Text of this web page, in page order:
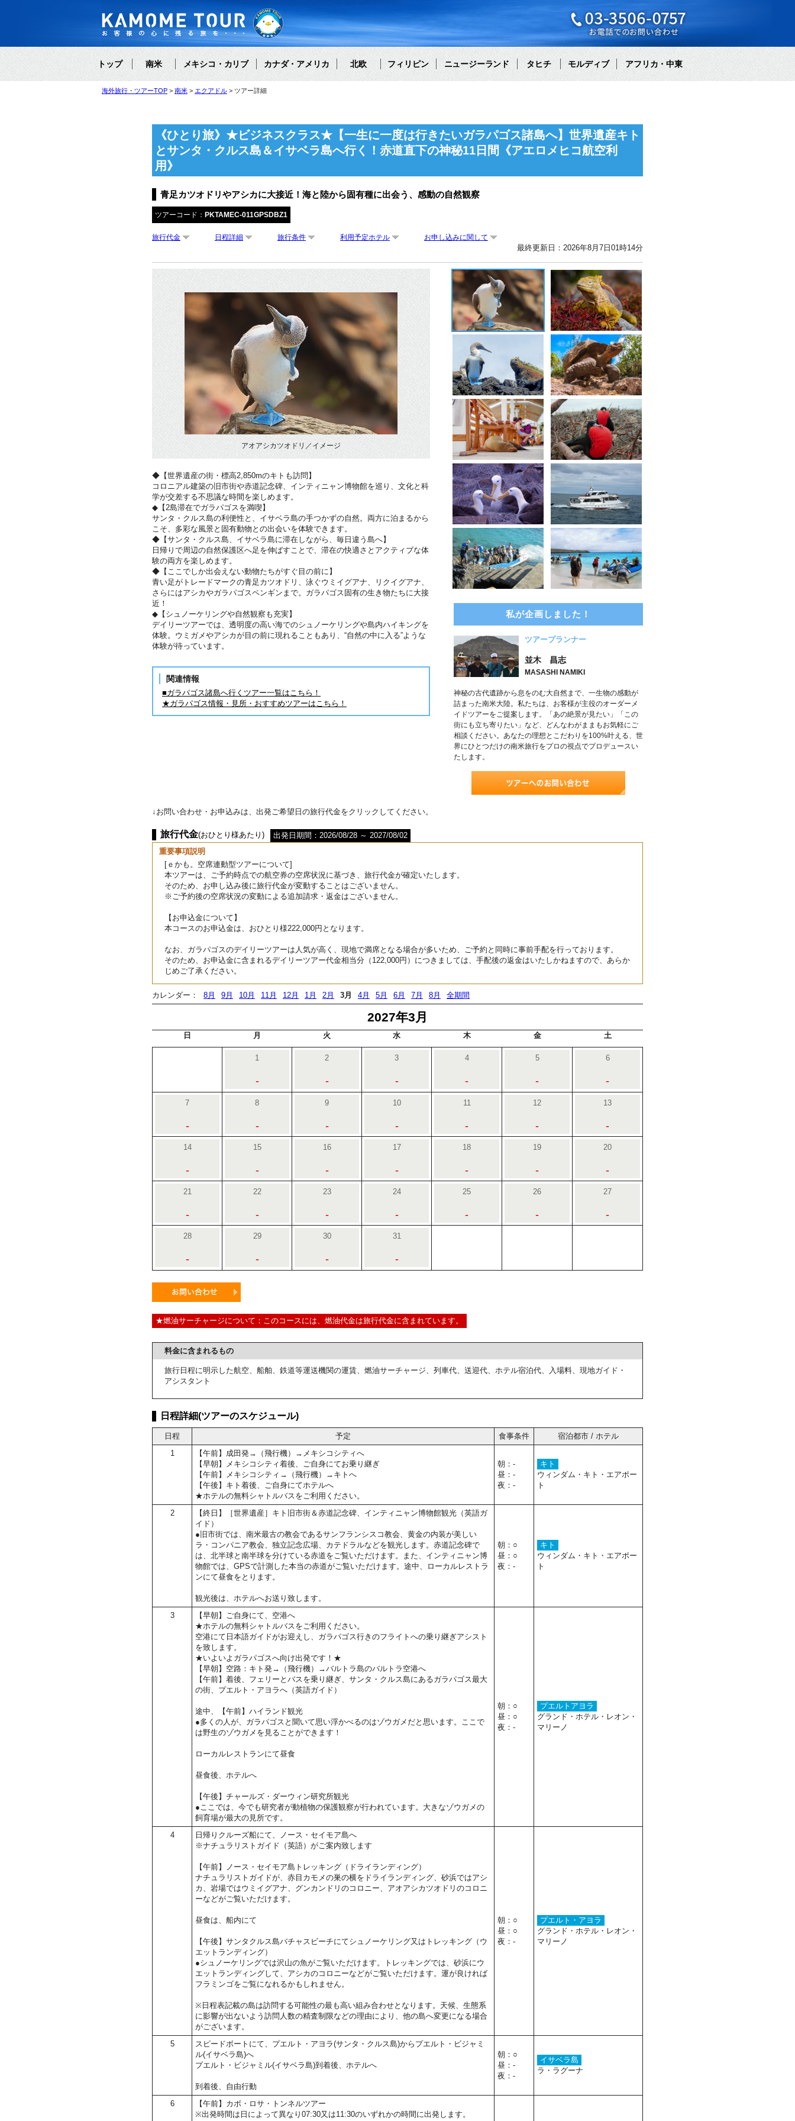
トップ 南米 メキシコ・カリブ カナダ・アメリカ 北欧 フィリピン ニュージーランド タヒチ モルディブ アフリカ・中東
海外旅行・ツアーTOP 南米 エクアドル ツアー詳細
《ひとり旅》★ビジネスクラス★【一生に一度は行きたいガラパゴス諸島へ】世界遺産キト
とサンタ・クルス島＆イサベラ島へ行く！赤道直下の神秘11日間《アエロメヒコ航空利
用》
青足カツオドリやアシカに大接近！海と陸から固有種に出会う、感動の自然観察
ツアーコード： PKTAMEC-011GPSDBZ1
旅行代金 日程詳細 旅行条件 利用予定ホテル お申し込みに関して
最終更新日：2026年8月7日01時14分
アオアシカツオドリ／イメージ
◆【世界遺産の街・標高2,850mのキトも訪問】
コロニアル建築の旧市街や赤道記念碑、インティニャン博物館を巡り、文化と科
学が交差する不思議な時間を楽しめます。
◆【2島滞在でガラパゴスを満喫】
サンタ・クルス島の利便性と、イサベラ島の手つかずの自然。両方に泊まるから
こそ、多彩な風景と固有動物との出会いを体験できます。
◆【サンタ・クルス島、イサベラ島に滞在しながら、毎日違う島へ】
日帰りで周辺の自然保護区へ足を伸ばすことで、滞在の快適さとアクティブな体
験の両方を楽しめます。
◆【ここでしか出会えない動物たちがすぐ目の前に】
青い足がトレードマークの青足カツオドリ、泳ぐウミイグアナ、リクイグアナ、
さらにはアシカやガラパゴスペンギンまで。ガラパゴス固有の生き物たちに大接
近！
◆【シュノーケリングや自然観察も充実】
デイリーツアーでは、透明度の高い海でのシュノーケリングや島内ハイキングを
体験。ウミガメやアシカが目の前に現れることもあり、“自然の中に入る”ような
体験が待っています。
関連情報
■ガラパゴス諸島へ行くツアー一覧はこちら！
★ガラパゴス情報・見所・おすすめツアーはこちら！
私が企画しました！
ツアープランナー
並木 昌志
MASASHI NAMIKI
神秘の古代遺跡から息をのむ大自然まで、一生物の感動が
詰まった南米大陸。私たちは、お客様が主役のオーダーメ
イドツアーをご提案します。「あの絶景が見たい」「この
街にも立ち寄りたい」など、どんなわがままもお気軽にご
相談ください。あなたの理想とこだわりを100%叶える、世
界にひとつだけの南米旅行をプロの視点でプロデュースい
たします。
↓お問い合わせ・お申込みは、出発ご希望日の旅行代金をクリックしてください。
旅行代金(おひとり様あたり)
出発日期間：2026/08/28 ～ 2027/08/02
重要事項説明
[ｅかも。空席連動型ツアーについて]
本ツアーは、ご予約時点での航空券の空席状況に基づき、旅行代金が確定いたします。
そのため、お申し込み後に旅行代金が変動することはございません。
※ご予約後の空席状況の変動による追加請求・返金はございません。
【お申込金について】
本コースのお申込金は、おひとり様222,000円となります。
なお、ガラパゴスのデイリーツアーは人気が高く、現地で満席となる場合が多いため、ご予約と同時に事前手配を行っております。
そのため、お申込金に含まれるデイリーツアー代金相当分（122,000円）につきましては、手配後の返金はいたしかねますので、あらか
じめご了承ください。
カレンダー： 8月 9月 10月 11月 12月 1月 2月 3月 4月 5月 6月 7月 8月 全期間
2027年3月
日 月 火 水 木 金 土
1
-
2
-
3
-
4
-
5
-
6
-
7
-
8
-
9
-
10
-
11
-
12
-
13
-
14
-
15
-
16
-
17
-
18
-
19
-
20
-
21
-
22
-
23
-
24
-
25
-
26
-
27
-
28
-
29
-
30
-
31
-
★燃油サーチャージについて：このコースには、燃油代金は旅行代金に含まれています。
料金に含まれるもの
旅行日程に明示した航空、船舶、鉄道等運送機関の運賃、燃油サーチャージ、列車代、送迎代、ホテル宿泊代、入場料、現地ガイド・
アシスタント
日程詳細(ツアーのスケジュール)
日程 予定 食事条件
宿泊都市 / ホテル
1
【午前】成田発→（飛行機）→メキシコシティへ
【早朝】メキシコシティ着後、ご自身にてお乗り継ぎ
【午前】メキシコシティ→（飛行機）→キトへ
【午後】キト着後、ご自身にてホテルへ
★ホテルの無料シャトルバスをご利用ください。
朝：-
昼：-
夜：-
キト
ウィンダム・キト・エアポー
ト
2
【終日】［世界遺産］キト旧市街＆赤道記念碑、インティニャン博物館観光（英語ガ
イド）
●旧市街では、南米最古の教会であるサンフランシスコ教会、黄金の内装が美しい
ラ・コンパニア教会、独立記念広場、カテドラルなどを観光します。赤道記念碑で
は、北半球と南半球を分けている赤道をご覧いただけます。また、インティニャン博
物館では、GPSで計測した本当の赤道がご覧いただけます。途中、ローカルレストラ
ンにて昼食をとります。
観光後は、ホテルへお送り致します。
朝：○
昼：○
夜：-
キト
ウィンダム・キト・エアポー
ト
3
【早朝】ご自身にて、空港へ
★ホテルの無料シャトルバスをご利用ください。
空港にて日本語ガイドがお迎えし、ガラパゴス行きのフライトへの乗り継ぎアシスト
を致します。
★いよいよガラパゴスへ向け出発です！★
【早朝】空路：キト発→（飛行機）→バルトラ島のバルトラ空港へ
【午前】着後、フェリーとバスを乗り継ぎ、サンタ・クルス島にあるガラパゴス最大
の街、プエルト・アヨラへ（英語ガイド）
途中、【午前】ハイランド観光
●多くの人が、ガラパゴスと聞いて思い浮かべるのはゾウガメだと思います。ここで
は野生のゾウガメを見ることができます！
ローカルレストランにて昼食
昼食後、ホテルへ
【午後】チャールズ・ダーウィン研究所観光
●ここでは、今でも研究者が動植物の保護観察が行われています。大きなゾウガメの
飼育場が最大の見所です。
朝：○
昼：○
夜：-
プエルトアヨラ
グランド・ホテル・レオン・
マリーノ
4
日帰りクルーズ船にて、ノース・セイモア島へ
※ナチュラリストガイド（英語）がご案内致します
【午前】ノース・セイモア島トレッキング（ドライランディング）
ナチュラリストガイドが、赤目カモメの巣の横をドライランディング、砂浜ではアシ
カ、岩場ではウミイグアナ、グンカンドリのコロニー、アオアシカツオドリのコロニ
ーなどがご覧いただけます。
昼食は、船内にて
【午後】サンタクルス島バチャスビーチにてシュノーケリング又はトレッキング（ウ
エットランディング）
●シュノーケリングでは沢山の魚がご覧いただけます。トレッキングでは、砂浜にウ
エットランディングして、アシカのコロニーなどがご覧いただけます。運が良ければ
フラミンゴをご覧になれるかもしれません。
※日程表記載の島は訪問する可能性の最も高い組み合わせとなります。天候、生態系
に影響が出ないよう訪問人数の精査制限などの理由により、他の島へ変更になる場合
がございます。
朝：○
昼：○
夜：-
プエルト・アヨラ
グランド・ホテル・レオン・
マリーノ
5
スピードボートにて、プエルト・アヨラ(サンタ・クルス島)からプエルト・ビジャミ
ル(イサベラ島)へ
プエルト・ビジャミル(イサベラ島)到着後、ホテルへ
到着後、自由行動
朝：○
昼：-
夜：-
イサベラ島
ラ・ラグーナ
6
【午前】カボ・ロサ・トンネルツアー
※出発時間は日によって異なり07:30又は11:30のいずれかの時間に出発します。